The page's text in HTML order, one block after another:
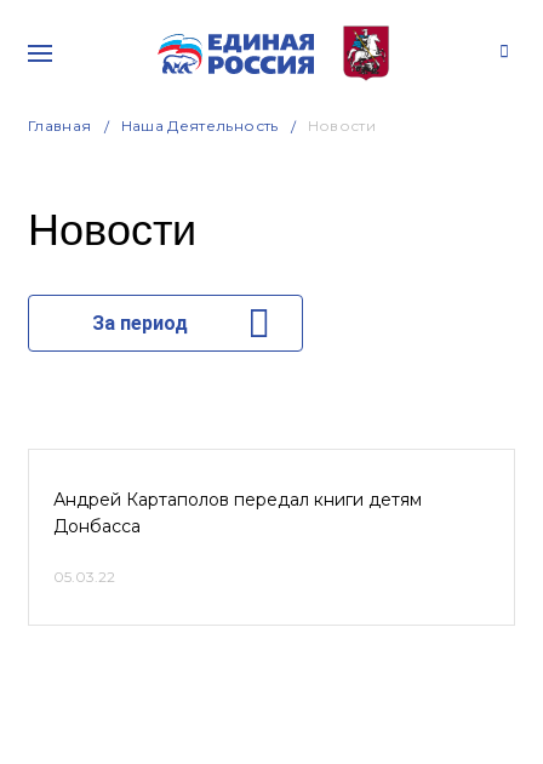
Главная Наша Деятельность Новости
Новости
За период
Андрей Картаполов передал книги детям
Донбасса
05.03.22